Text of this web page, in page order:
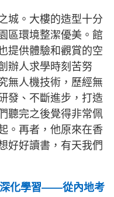
城。大樓的造型十分
區環境整潔優美。館
提供體驗和觀賞的空
辦人求學時刻苦努
無人機技術，歷經無
發、不斷進步，打造
聽完之後覺得非常佩
。再者，他原來在香
好好讀書，有天我們
深化學習——從內地考